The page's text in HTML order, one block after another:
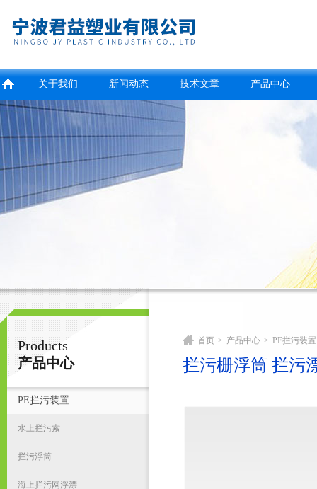
宁波君益塑业有限公司
关于我们 新闻动态 技术文章 产品中心
Products
产品中心
PE拦污装置
水上拦污索
拦污浮筒
海上拦污网浮漂
首页 > 产品中心 > PE拦污装置
拦污栅浮筒 拦污